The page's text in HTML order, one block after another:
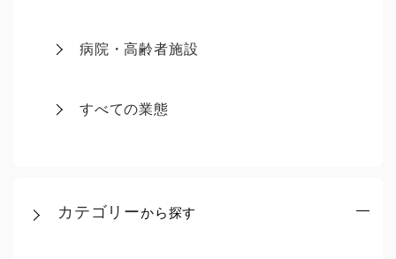
病院・高齢者施設
すべての業態
カテゴリーから探す